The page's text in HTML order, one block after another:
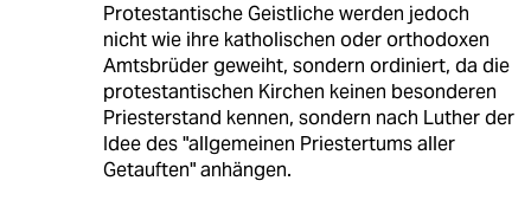
Protestantische Geistliche werden jedoch
nicht wie ihre katholischen oder orthodoxen
Amtsbrüder geweiht, sondern ordiniert, da die
protestantischen Kirchen keinen besonderen
Priesterstand kennen, sondern nach Luther der
Idee des "allgemeinen Priestertums aller
Getauften" anhängen.